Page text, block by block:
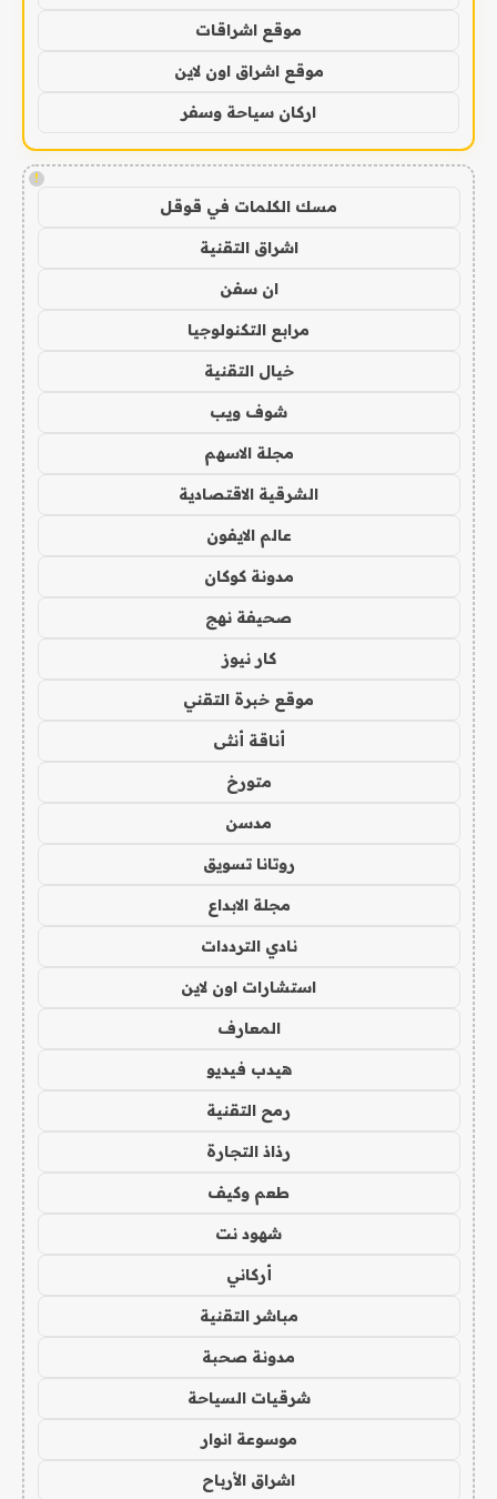
موقع اشراقات
موقع اشراق اون لاين
اركان سياحة وسفر
!
مسك الكلمات في قوقل
اشراق التقنية
ان سفن
مرابع التكنولوجيا
خيال التقنية
شوف ويب
مجلة الاسهم
الشرقية الاقتصادية
عالم الايفون
مدونة كوكان
صحيفة نهج
كار نيوز
موقع خبرة التقني
أناقة أنثى
متورخ
مدسن
روتانا تسويق
مجلة الابداع
نادي الترددات
استشارات اون لاين
المعارف
هيدب فيديو
رمح التقنية
رذاذ التجارة
طعم وكيف
شهود نت
أركاني
مباشر التقنية
مدونة صحبة
شرقيات السياحة
موسوعة انوار
اشراق الأرباح